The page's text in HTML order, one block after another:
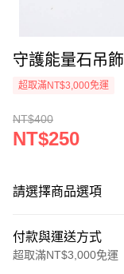
守護能量石吊
超取滿NT$3,000免運
NT$400
NT$250
請選擇商品選項
付款與運送方式
超取滿NT$3,000免運